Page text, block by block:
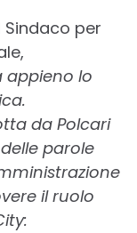
per
appieno lo
da Polcari
parole
il ruolo